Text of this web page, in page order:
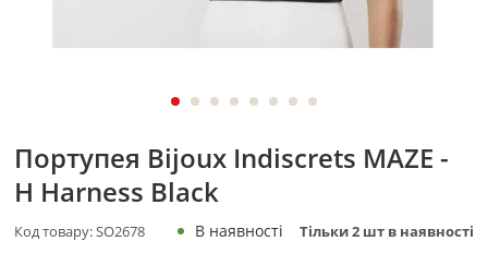
Портупея Bijoux Indiscrets MAZE -
H Harness Black
Код товару:SO2678 В наявності Тільки2 шт в наявності